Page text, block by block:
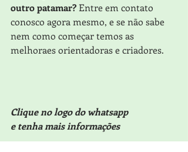
outro patamar? Entre em contato
conosco agora mesmo, e se não sabe
nem como começar temos as
melhoraes orientadoras e criadores.
Clique no logo do whatsapp
e tenha mais informações